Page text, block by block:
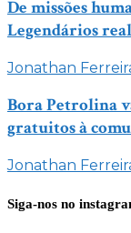
De missões
Legendários
Jonathan
Bora Petrolina
gratuitos à
Jonathan
Siga-nos no